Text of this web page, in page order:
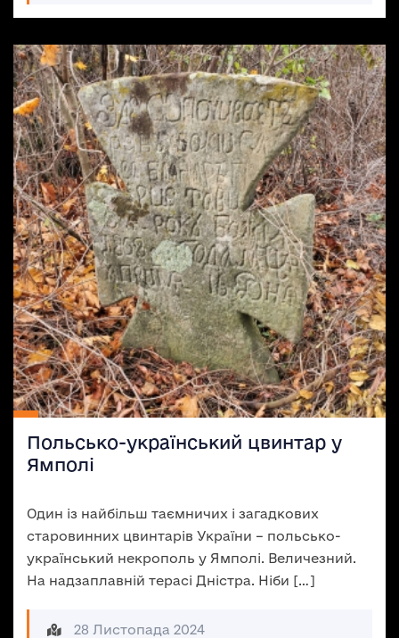
Польсько-український цвинтар у
Ямполі
Один із найбільш таємничих і загадкових
старовинних цвинтарів України – польсько-
український некрополь у Ямполі. Величезний.
На надзаплавній терасі Дністра. Ніби […]
28 Листопада 2024